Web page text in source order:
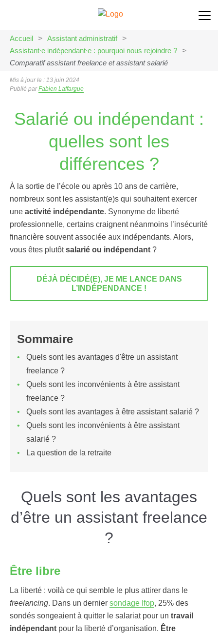
Accueil > Assistant administratif
>
Assistant⸱e indépendant⸱e : pourquoi nous rejoindre ?
>
Comparatif assistant freelance et assistant salarié
Mis à jour le : 13 juin 2024
Publié parFabien Laffargue
Salarié ou indépendant :
quelles sont les
différences ?
À la sortie de l’école ou après 10 ans de carrière,
nombreux sont les assistant(e)s qui souhaitent exercer
une activité indépendante. Synonyme de liberté
professionnelle, certains craignent néanmoins l’insécurité
financière souvent associée aux indépendants. Alors,
vous êtes plutôtsalarié ou indépendant ?
DÉJÀ DÉCIDÉ(E), JE ME LANCE DANS
L’INDÉPENDANCE !
Sommaire
Quels sont les avantages d'être un assistant
freelance ?
Quels sont les inconvénients à être assistant
freelance ?
Quels sont les avantages à être assistant salarié ?
Quels sont les inconvénients à être assistant
salarié ?
La question de la retraite
Quels sont les avantages
d’être un assistant freelance
?
Être libre
La liberté : voilà ce qui semble le plus attirer dans le
freelancing. Dans un dernier sondage Ifop, 25% des
sondés songeaient à quitter le salariat pour un travail
indépendant pour la liberté d’organisation. Être